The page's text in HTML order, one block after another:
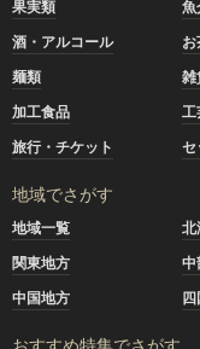
果実類
魚
酒・アルコール
麺類
雑
加工食品
工
旅行・チケット
セ
地域でさがす
地域一覧 北
関東地方
中
中国地方
おすすめ特集でさがす